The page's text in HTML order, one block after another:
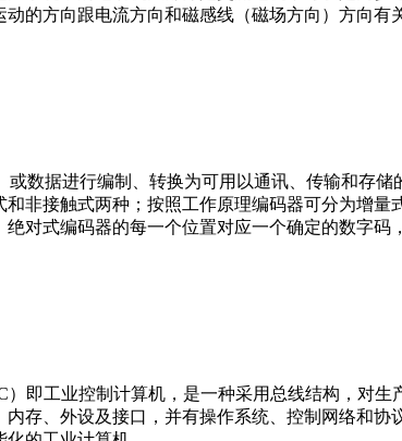
的方向跟电流方向和磁感线（磁场方向）方向有
或数据进行编制、转换为可用以通讯、传输和存
非接触式两种；按照工作原理编码器可分为增
对式编码器的每一个位置对应一个确定的数字
）即工业控制计算机，是一种采用总线结构，
存、外设及接口，并有操作系统、控制网络和